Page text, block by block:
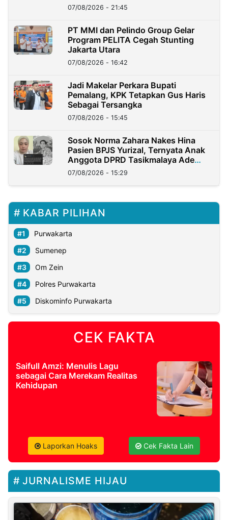
07/08/2026 - 21:45
PT MMI dan Pelindo Group Gelar
Program PELITA Cegah Stunting
Jakarta Utara
07/08/2026 - 16:42
Jadi Makelar Perkara Bupati
Pemalang, KPK Tetapkan Gus Haris
Sebagai Tersangka
07/08/2026 - 15:45
Sosok Norma Zahara Nakes Hina
Pasien BPJS Yurizal, Ternyata Anak
Anggota DPRD Tasikmalaya Ade
Lukman
07/08/2026 - 15:29
KABAR PILIHAN
Purwakarta
Sumenep
Om Zein
Polres Purwakarta
Diskominfo Purwakarta
CEK FAKTA
Saifull Amzi: Menulis Lagu
sebagai Cara Merekam Realitas
Kehidupan
Laporkan Hoaks Cek Fakta Lain
JURNALISME HIJAU